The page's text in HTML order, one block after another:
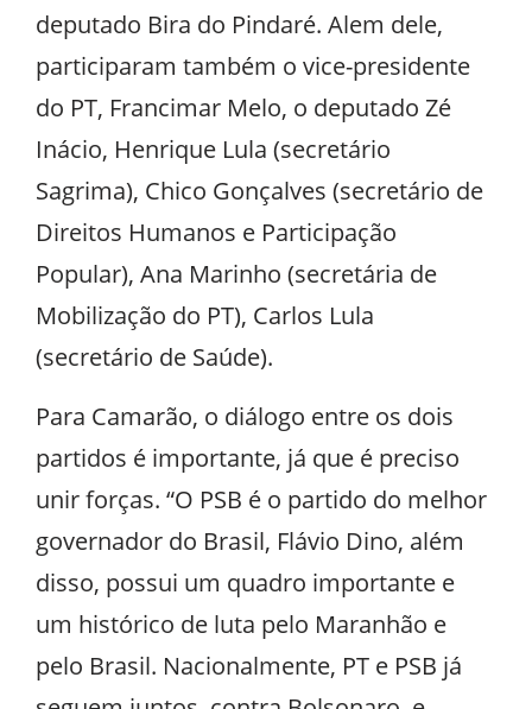
deputado Bira do Pindaré. Alem dele,
participaram também o vice-presidente
do PT, Francimar Melo, o deputado Zé
Inácio, Henrique Lula (secretário
Sagrima), Chico Gonçalves (secretário de
Direitos Humanos e Participação
Popular), Ana Marinho (secretária de
Mobilização do PT), Carlos Lula
(secretário de Saúde).
Para Camarão, o diálogo entre os dois
partidos é importante, já que é preciso
unir forças. “O PSB é o partido do melhor
governador do Brasil, Flávio Dino, além
disso, possui um quadro importante e
um histórico de luta pelo Maranhão e
pelo Brasil. Nacionalmente, PT e PSB já